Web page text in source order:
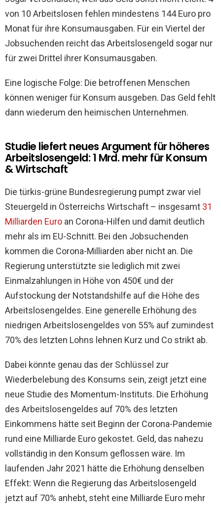
von 10 Arbeitslosen fehlen mindestens 144 Euro pro
Monat für ihre Konsumausgaben. Für ein Viertel der
Jobsuchenden reicht das Arbeitslosengeld sogar nur
für zwei Drittel ihrer Konsumausgaben.
Eine logische Folge: Die betroffenen Menschen
können weniger für Konsum ausgeben. Das Geld fehlt
dann wiederum den heimischen Unternehmen.
Studie liefert neues Argument für höheres
Arbeitslosengeld: 1 Mrd. mehr für Konsum
& Wirtschaft
Die türkis-grüne Bundesregierung pumpt zwar viel
Steuergeld in Österreichs Wirtschaft – insgesamt 31
Milliarden Euro an Corona-Hilfen und damit deutlich
mehr als im EU-Schnitt. Bei den Jobsuchenden
kommen die Corona-Milliarden aber nicht an. Die
Regierung unterstützte sie lediglich mit zwei
Einmalzahlungen in Höhe von 450€ und der
Aufstockung der Notstandshilfe auf die Höhe des
Arbeitslosengeldes. Eine generelle Erhöhung des
niedrigen Arbeitslosengeldes von 55% auf zumindest
70% des letzten Lohns lehnen Kurz und Co strikt ab.
Dabei könnte genau das der Schlüssel zur
Wiederbelebung des Konsums sein, zeigt jetzt eine
neue Studie des Momentum-Instituts. Die Erhöhung
des Arbeitslosengeldes auf 70% des letzten
Einkommens hätte seit Beginn der Corona-Pandemie
rund eine Milliarde Euro gekostet. Geld, das nahezu
vollständig in den Konsum geflossen wäre. Im
laufenden Jahr 2021 hätte die Erhöhung denselben
Effekt: Wenn die Regierung das Arbeitslosengeld
jetzt auf 70% anhebt, steht eine Milliarde Euro mehr